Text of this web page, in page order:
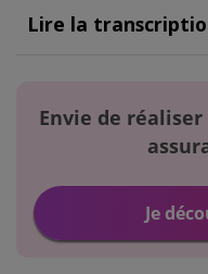
Lire la
Envie de
Je